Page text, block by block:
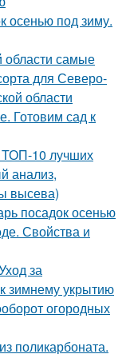
осенью под зиму.
области самые
для Северо-
области
Готовим сад к
10 лучших
анализ,
высева)
посадок осенью
Свойства и
за
зимнему укрытию
огородных
поликарбоната.